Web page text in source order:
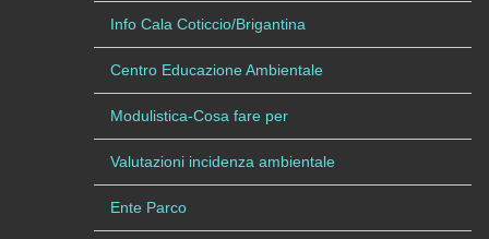
Info Cala Coticcio/Brigantina
Centro Educazione Ambientale
Modulistica-Cosa fare per
Valutazioni incidenza ambientale
Ente Parco